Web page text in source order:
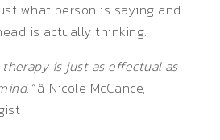
what person is saying and
is actually thinking.
is just as effectual as
â Nicole McCance,